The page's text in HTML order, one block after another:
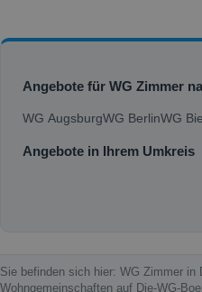
Angebote für WG Zimmer
WG AugsburgWG BerlinWG
Angebote in Ihrem Umkreis
Sie befinden sich hier: WG Zimmer in
Wohngemeinschaften auf Die-WG-